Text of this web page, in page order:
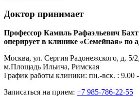
Доктор принимает
Профессор Камиль Рафаэльевич
оперирует в клинике «Семейная» по
Москва, ул. Сергия Радонежского, д. 5/
м.Площадь Ильича, Римская
График работы клиники: пн.-вск. : 9.00
Записаться на прием: +7 985-786-22-55